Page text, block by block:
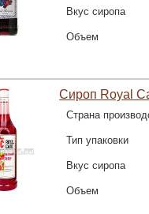
Вкус сиропа
Объем
Сироп Royal
Страна
Тип упаковки
Вкус сиропа
Объем